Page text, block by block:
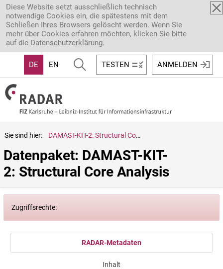
Direkt zum Inhalt
Diese Website setzt ausschließlich technisch
notwendige Cookies ein, die spätestens mit dem
Schließen Ihres Browsers gelöscht werden. Wenn Sie
mehr über Cookies erfahren möchten, klicken Sie bitte
auf die Datenschutzerklärung.
DE EN TESTEN ANMELDEN
Sie sind hier: DAMAST-KIT-2: Structural Core Analysis
Datenpaket: DAMAST-KIT-
2: Structural Core Analysis
Zugriffsrechte:
RADAR-Metadaten
Inhalt